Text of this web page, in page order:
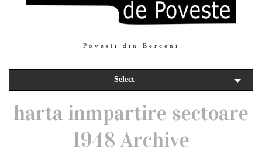
Povesti din Berceni
Select
harta inmpartire sectoare
1948 Archive